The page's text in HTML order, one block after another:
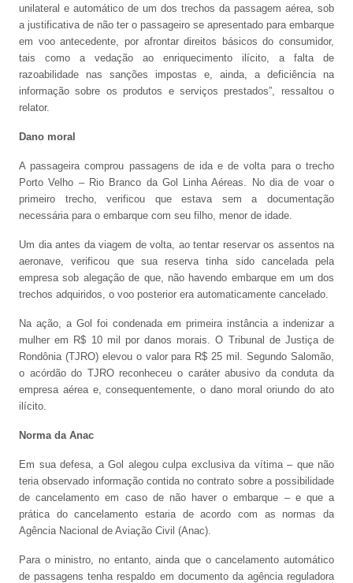
unilateral e automático de um dos trechos da passagem aérea, sob
a justificativa de não ter o passageiro se apresentado para embarque
em voo antecedente, por afrontar direitos básicos do consumidor,
tais como a vedação ao enriquecimento ilícito, a falta de
razoabilidade nas sanções impostas e, ainda, a deficiência na
informação sobre os produtos e serviços prestados”, ressaltou o
relator.
Dano moral
A passageira comprou passagens de ida e de volta para o trecho
Porto Velho – Rio Branco da Gol Linha Aéreas. No dia de voar o
primeiro trecho, verificou que estava sem a documentação
necessária para o embarque com seu filho, menor de idade.
Um dia antes da viagem de volta, ao tentar reservar os assentos na
aeronave, verificou que sua reserva tinha sido cancelada pela
empresa sob alegação de que, não havendo embarque em um dos
trechos adquiridos, o voo posterior era automaticamente cancelado.
Na ação, a Gol foi condenada em primeira instância a indenizar a
mulher em R$ 10 mil por danos morais. O Tribunal de Justiça de
Rondônia (TJRO) elevou o valor para R$ 25 mil. Segundo Salomão,
o acórdão do TJRO reconheceu o caráter abusivo da conduta da
empresa aérea e, consequentemente, o dano moral oriundo do ato
ilícito.
Norma da Anac
Em sua defesa, a Gol alegou culpa exclusiva da vítima – que não
teria observado informação contida no contrato sobre a possibilidade
de cancelamento em caso de não haver o embarque – e que a
prática do cancelamento estaria de acordo com as normas da
Agência Nacional de Aviação Civil (Anac).
Para o ministro, no entanto, ainda que o cancelamento automático
de passagens tenha respaldo em documento da agência reguladora